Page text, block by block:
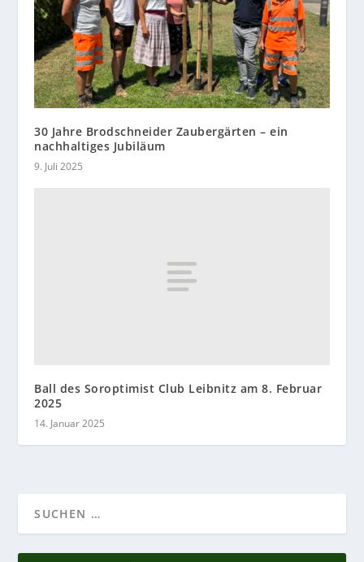
30 Jahre Brodschneider Zaubergärten – ein
nachhaltiges Jubiläum
9. Juli 2025
Ball des Soroptimist Club Leibnitz am 8. Februar
2025
14. Januar 2025